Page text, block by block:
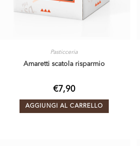
Pasticceria
Amaretti scatola risparmio
€7,90
AGGIUNGI AL CARRELLO